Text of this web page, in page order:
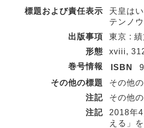
標題および責任表示
天皇は
テンノ
出版事項
東京 :
形態
xviii,
巻号情報
ISBN
その他の標題
その他
注記
その他
注記
2018年
える」